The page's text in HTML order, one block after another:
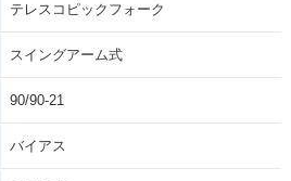
テレスコピックフォーク
スイングアーム式
90/90-21
バイアス